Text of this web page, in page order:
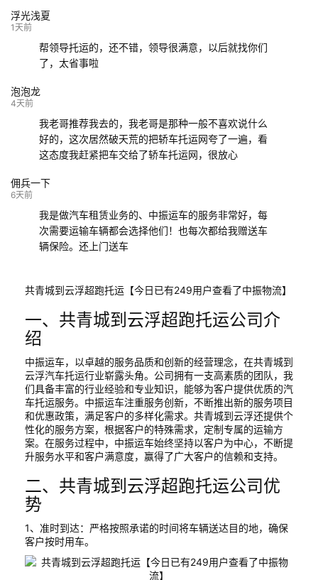
浮光浅夏
1天前
帮领导托运的，还不错，领导很满意，以后就找你们
了，太省事啦
泡泡龙
4天前
我老哥推荐我去的，我老哥是那种一般不喜欢说什么
好的，这次居然破天荒的把轿车托运网夸了一遍，看
这态度我赶紧把车交给了轿车托运网，很放心
佣兵一下
6天前
我是做汽车租赁业务的、中振运车的服务非常好，每
次需要运输车辆都会选择他们！也每次都给我赠送车
辆保险。还上门送车
共青城到云浮超跑托运【今日已有249用户查看了中振物流】
一、共青城到云浮超跑托运公司介
绍
中振运车，以卓越的服务品质和创新的经营理念，在共青城到
云浮汽车托运行业崭露头角。公司拥有一支高素质的团队，我
们具备丰富的行业经验和专业知识，能够为客户提供优质的汽
车托运服务。中振运车注重服务创新，不断推出新的服务项目
和优惠政策，满足客户的多样化需求。共青城到云浮还提供个
性化的服务方案，根据客户的特殊需求，定制专属的运输方
案。在服务过程中，中振运车始终坚持以客户为中心，不断提
升服务水平和客户满意度，赢得了广大客户的信赖和支持。
二、共青城到云浮超跑托运公司优
势
1、准时到达：严格按照承诺的时间将车辆送达目的地，确保
客户按时用车。